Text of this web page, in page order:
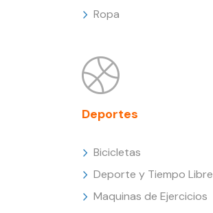
Ropa
Deportes
Bicicletas
Deporte y Tiempo Libre
Maquinas de Ejercicios